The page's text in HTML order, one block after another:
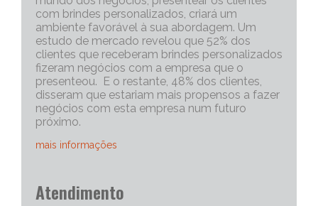
com brindes personalizados, criará um
ambiente favorável à sua abordagem. Um
estudo de mercado revelou que 52% dos
clientes que receberam brindes personalizados
fizeram negócios com a empresa que o
presenteou. E o restante, 48% dos clientes,
disseram que estariam mais propensos a fazer
negócios com esta empresa num futuro
próximo.
mais informações
eficazes para iniciar uma conversa com um
Atendimento